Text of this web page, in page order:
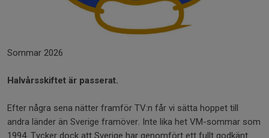
Sommar 2026
Halvårsskiftet är passerat.
Efter några sena nätter framför TV:n får vi sätta hoppet till
andra länder än Sverige framöver. Inte lika het VM-sommar som
1994. Tycker dock att Sverige har genomfört ett fullt godkänt